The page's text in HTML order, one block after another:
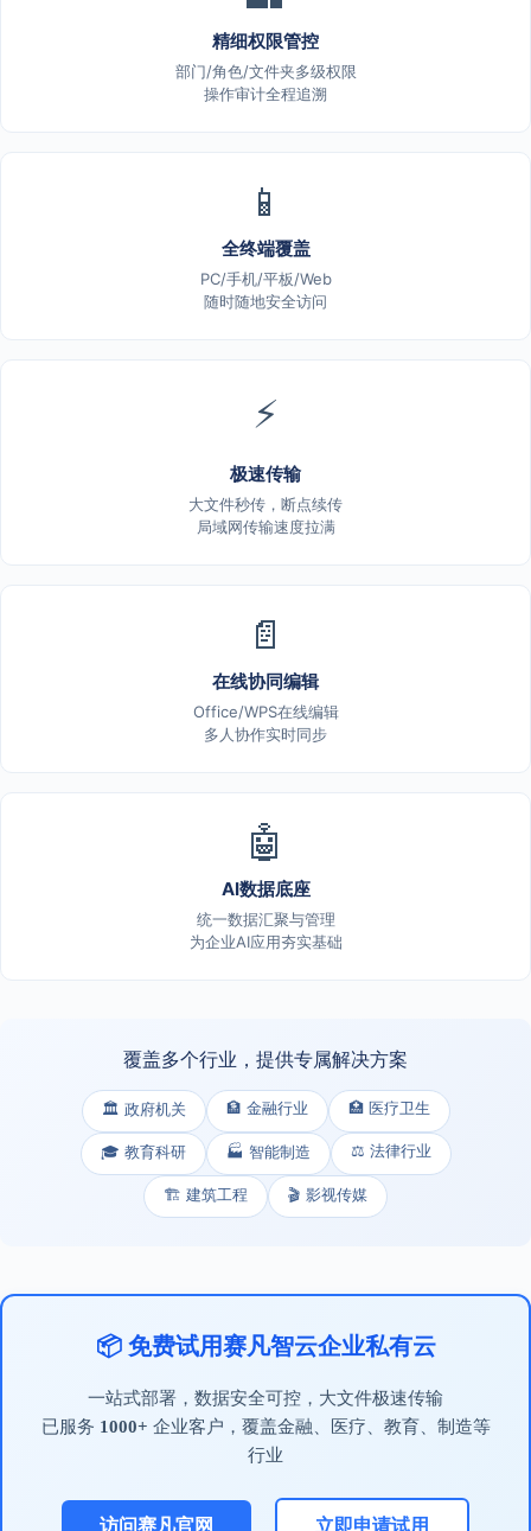
精细权限管控
部门/角色/文件夹多级权限
操作审计全程追溯
📱
全终端覆盖
PC/手机/平板/Web
随时随地安全访问
⚡
极速传输
大文件秒传，断点续传
局域网传输速度拉满
📄
在线协同编辑
Office/WPS在线编辑
多人协作实时同步
🤖
AI数据底座
统一数据汇聚与管理
为企业AI应用夯实基础
覆盖多个行业，提供专属解决方案
🏛️ 政府机关 🏦 金融行业 🏥 医疗卫生
🎓 教育科研 🏭 智能制造 ⚖️ 法律行业
🏗️ 建筑工程 🎬 影视传媒
📦 免费试用赛凡智云企业私有云
一站式部署，数据安全可控，大文件极速传输
已服务 1000+ 企业客户，覆盖金融、医疗、教育、制造等
行业
访问赛凡官网 立即申请试用